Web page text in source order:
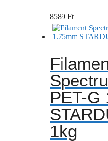
8589 Ft
PET-G
1kg